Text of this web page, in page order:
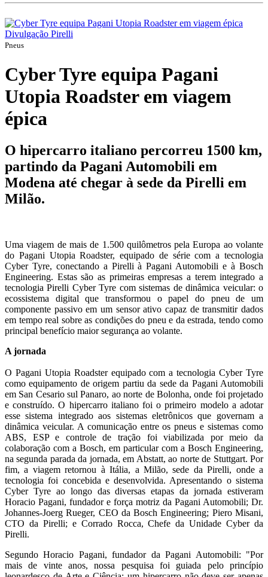
Divulgação Pirelli
Pneus
Cyber Tyre equipa Pagani
Utopia Roadster em viagem
épica
O hipercarro italiano percorreu 1500 km,
partindo da Pagani Automobili em
Modena até chegar à sede da Pirelli em
Milão.
Uma viagem de mais de 1.500 quilômetros pela Europa ao volante
do Pagani Utopia Roadster, equipado de série com a tecnologia
Cyber Tyre, conectando a Pirelli à Pagani Automobili e à Bosch
Engineering. Estas são as primeiras empresas a terem integrado a
tecnologia Pirelli Cyber Tyre com sistemas de dinâmica veicular: o
ecossistema digital que transformou o papel do pneu de um
componente passivo em um sensor ativo capaz de transmitir dados
em tempo real sobre as condições do pneu e da estrada, tendo como
principal benefício maior segurança ao volante.
A jornada
O Pagani Utopia Roadster equipado com a tecnologia Cyber Tyre
como equipamento de origem partiu da sede da Pagani Automobili
em San Cesario sul Panaro, ao norte de Bolonha, onde foi projetado
e construído. O hipercarro italiano foi o primeiro modelo a adotar
esse sistema integrado aos sistemas eletrônicos que governam a
dinâmica veicular. A comunicação entre os pneus e sistemas como
ABS, ESP e controle de tração foi viabilizada por meio da
colaboração com a Bosch, em particular com a Bosch Engineering,
na segunda parada da jornada, em Abstatt, ao norte de Stuttgart. Por
fim, a viagem retornou à Itália, a Milão, sede da Pirelli, onde a
tecnologia foi concebida e desenvolvida. Apresentando o sistema
Cyber Tyre ao longo das diversas etapas da jornada estiveram
Horacio Pagani, fundador e força motriz da Pagani Automobili; Dr.
Johannes-Joerg Rueger, CEO da Bosch Engineering; Piero Misani,
CTO da Pirelli; e Corrado Rocca, Chefe da Unidade Cyber da
Pirelli.
Segundo Horacio Pagani, fundador da Pagani Automobili: "Por
mais de vinte anos, nossa pesquisa foi guiada pelo princípio